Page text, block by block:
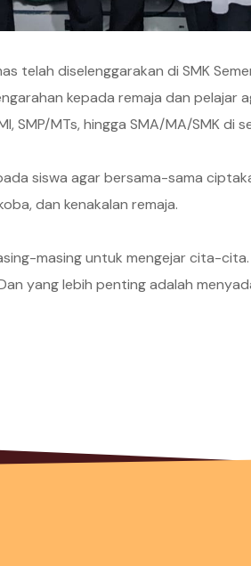
telah diselenggarakan di SMK
kepada remaja dan
SMP/MTs, hingga SMA/MA/SMK di
siswa agar bersama-sama
dan kenakalan remaja.
masing untuk mengejar cita-
yang lebih penting adalah